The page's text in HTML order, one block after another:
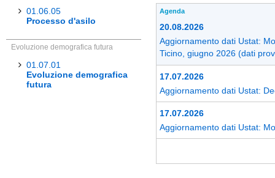
01.06.05
Processo d'asilo
Evoluzione demografica futura
01.07.01
Evoluzione demografica
futura
Agenda
20.08.2026
Aggiornamento dati Ustat:
Ticino, giugno 2026 (dati
17.07.2026
Aggiornamento dati Ustat:
17.07.2026
Aggiornamento dati Ustat: